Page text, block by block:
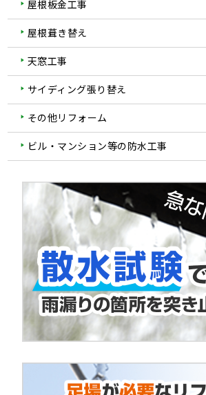
屋根板金工事
屋根葺き替え
天窓工事
サイディング張り替え
その他リフォーム
ビル・マンション等の防水工事